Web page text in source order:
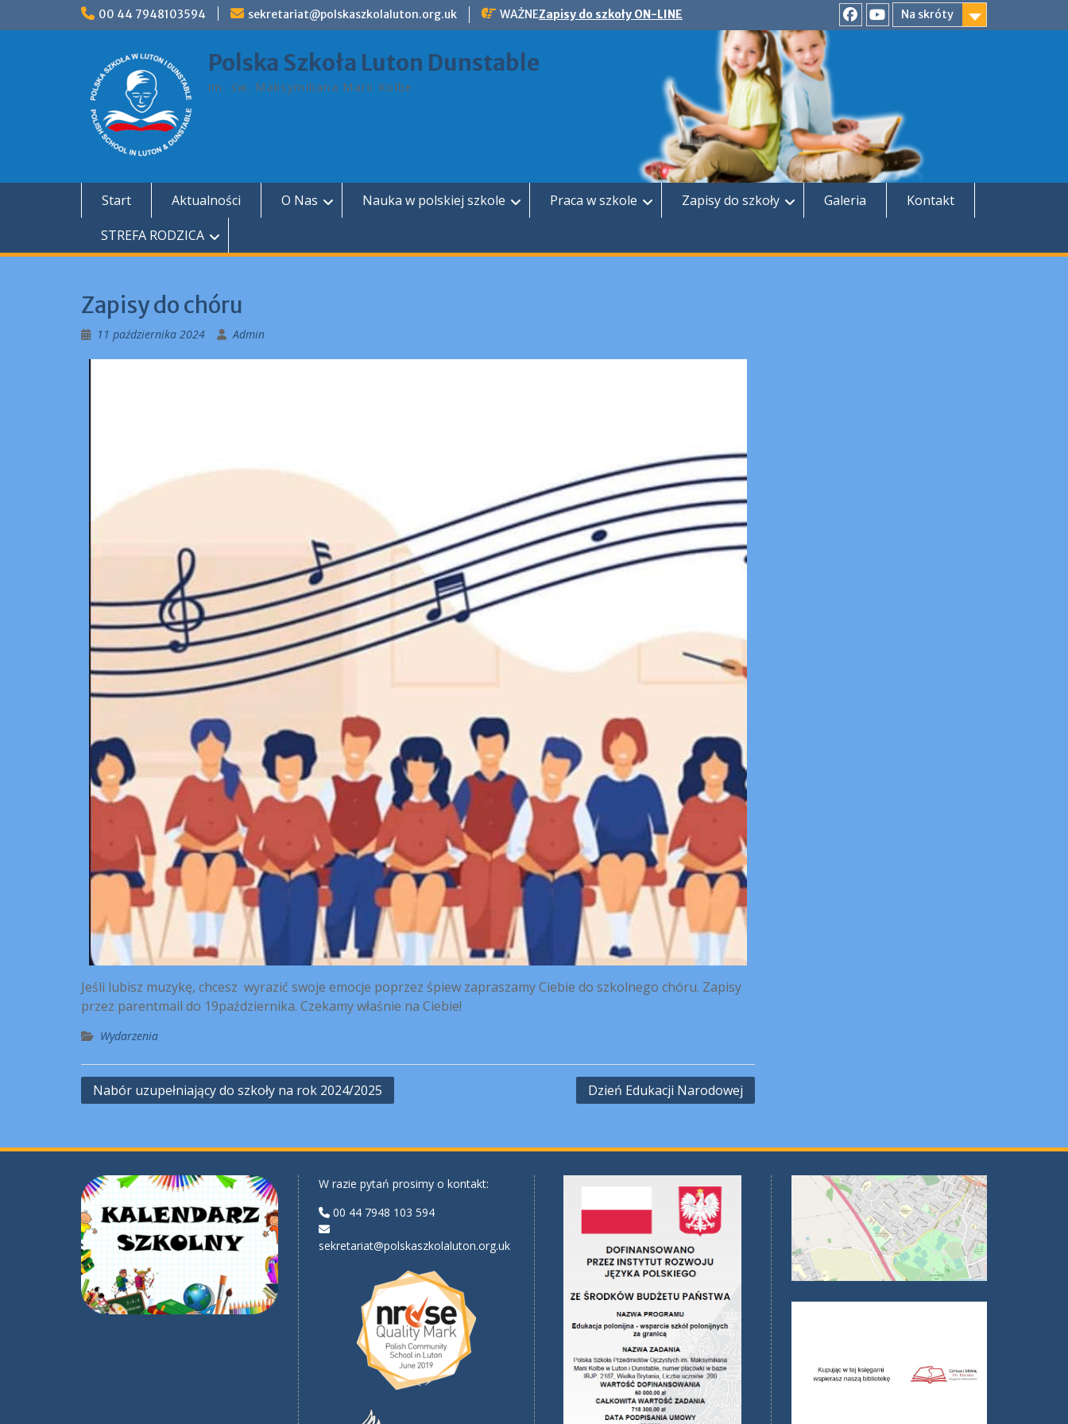
00 44 7948103594 sekretariat@polskaszkolaluton.org.uk WAŻNEZapisy do szkoły ON-LINE
Na skróty
FacebookYouTube
Polska Szkoła Luton Dunstable
im. św. Maksymiliana Marii Kolbe
Start Aktualności O Nas Nauka w polskiej szkole Praca w szkole Zapisy do szkoły Galeria
Kontakt
STREFA RODZICA
Zapisy do chóru
11 października 2024 Admin
Jeśli lubisz muzykę, chcesz wyrazić swoje emocje poprzez śpiew zapraszamy Ciebie do szkolnego chóru. Zapisy
przez parentmail do 19października. Czekamy właśnie na Ciebie!
Wydarzenia
Nawigacja
Nabór uzupełniający do szkoły na rok 2024/2025 Dzień Edukacji Narodowej
W razie pytań prosimy o kontakt:
00 44 7948 103 594
sekretariat@polskaszkolaluton.org.uk